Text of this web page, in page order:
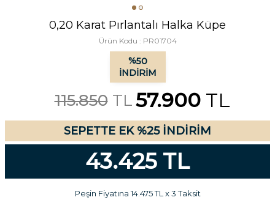
0,20 Karat Pırlantalı Halka Küpe
Ürün Kodu : PR01704
%50
İNDIRIM
115.850TL57.900TL
SEPETTE EK %25 İNDİRİM
43.425 TL
Peşin Fiyatına 14.475 TL x 3 Taksit